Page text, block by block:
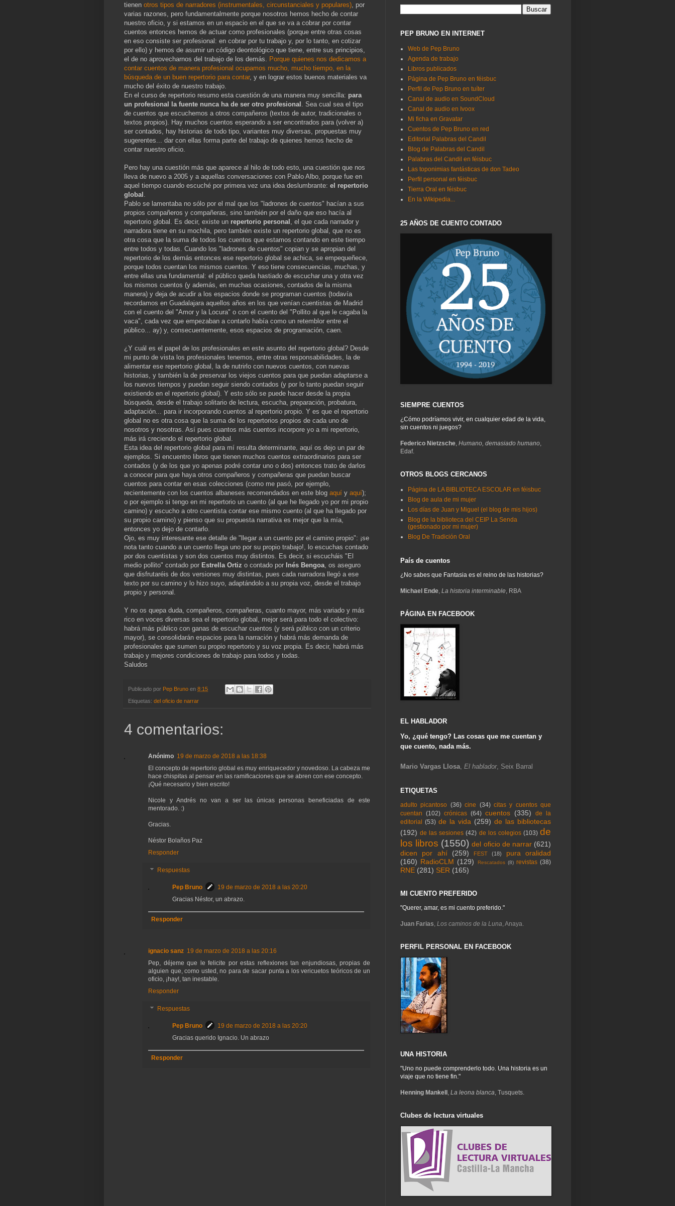
tienen otros tipos de narradores (instrumentales, circunstanciales y populares) , por
varias razones, pero fundamentalmente porque nosotros hemos hecho de contar
nuestro oficio, y si estamos en un espacio en el que se va a cobrar por contar
cuentos entonces hemos de actuar como profesionales (porque entre otras cosas
en eso consiste ser profesional: en cobrar por tu trabajo y, por lo tanto, en cotizar
por ello) y hemos de asumir un código deontológico que tiene, entre sus principios,
el de no aprovecharnos del trabajo de los demás. Porque quienes nos dedicamos a
contar cuentos de manera profesional ocupamos mucho, mucho tiempo, en la
búsqueda de un buen repertorio para contar, y en lograr estos buenos materiales va
mucho del éxito de nuestro trabajo.
En el curso de repertorio resumo esta cuestión de una manera muy sencilla: para
un profesional la fuente nunca ha de ser otro profesional . Sea cual sea el tipo
de cuentos que escuchemos a otros compañeros (textos de autor, tradicionales o
textos propios). Hay muchos cuentos esperando a ser encontrados para (volver a)
ser contados, hay historias de todo tipo, variantes muy diversas, propuestas muy
sugerentes... dar con ellas forma parte del trabajo de quienes hemos hecho de
contar nuestro oficio.
Pero hay una cuestión más que aparece al hilo de todo esto, una cuestión que nos
lleva de nuevo a 2005 y a aquellas conversaciones con Pablo Albo, porque fue en
aquel tiempo cuando escuché por primera vez una idea deslumbrante: el repertorio
global
Pablo se lamentaba no sólo por el mal que los "ladrones de cuentos" hacían a sus
propios compañeros y compañeras, sino también por el daño que eso hacía al
repertorio global. Es decir, existe un repertorio personal , el que cada narrador y
narradora tiene en su mochila, pero también existe un repertorio global, que no es
otra cosa que la suma de todos los cuentos que estamos contando en este tiempo
entre todos y todas. Cuando los "ladrones de cuentos" copian y se apropian del
repertorio de los demás entonces ese repertorio global se achica, se empequeñece,
porque todos cuentan los mismos cuentos. Y eso tiene consecuencias, muchas, y
entre ellas una fundamental: el público queda hastiado de escuchar una y otra vez
los mismos cuentos (y además, en muchas ocasiones, contados de la misma
manera) y deja de acudir a los espacios donde se programan cuentos (todavía
recordamos en Guadalajara aquellos años en los que venían cuentistas de Madrid
con el cuento del "Amor y la Locura" o con el cuento del "Pollito al que le cagaba la
vaca", cada vez que empezaban a contarlo había como un retemblor entre el
público... ay) y, consecuentemente, esos espacios de programación, caen.
¿Y cuál es el papel de los profesionales en este asunto del repertorio global? Desde
mi punto de vista los profesionales tenemos, entre otras responsabilidades, la de
alimentar ese repertorio global, la de nutrirlo con nuevos cuentos, con nuevas
historias, y también la de preservar los viejos cuentos para que puedan adaptarse a
los nuevos tiempos y puedan seguir siendo contados (y por lo tanto puedan seguir
existiendo en el repertorio global). Y esto sólo se puede hacer desde la propia
búsqueda, desde el trabajo solitario de lectura, escucha, preparación, probatura,
adaptación... para ir incorporando cuentos al repertorio propio. Y es que el repertorio
global no es otra cosa que la suma de los repertorios propios de cada uno de
nosotros y nosotras. Así pues cuantos más cuentos incorpore yo a mi repertorio,
más irá creciendo el repertorio global.
Esta idea del repertorio global para mí resulta determinante, aquí os dejo un par de
ejemplos. Si encuentro libros que tienen muchos cuentos extraordinarios para ser
contados (y de los que yo apenas podré contar uno o dos) entonces trato de darlos
a conocer para que haya otros compañeros y compañeras que puedan buscar
cuentos para contar en esas colecciones (como me pasó, por ejemplo,
recientemente con los cuentos albaneses recomendados en este blog aquí y aquí);
o por ejemplo si tengo en mi repertorio un cuento (al que he llegado yo por mi propio
camino) y escucho a otro cuentista contar ese mismo cuento (al que ha llegado por
su propio camino) y pienso que su propuesta narrativa es mejor que la mía,
entonces yo dejo de contarlo.
Ojo, es muy interesante ese detalle de "llegar a un cuento por el camino propio": ¡se
nota tanto cuando a un cuento llega uno por su propio trabajo!, lo escuchas contado
por dos cuentistas y son dos cuentos muy distintos. Es decir, si escucháis "El
medio pollito" contado por Estrella Ortiz o contado por Inés Bengoa , os aseguro
que disfrutaréis de dos versiones muy distintas, pues cada narradora llegó a ese
texto por su camino y lo hizo suyo, adaptándolo a su propia voz, desde el trabajo
propio y personal.
Y no os quepa duda, compañeros, compañeras, cuanto mayor, más variado y más
rico en voces diversas sea el repertorio global, mejor será para todo el colectivo:
habrá más público con ganas de escuchar cuentos (y será público con un criterio
mayor), se consolidarán espacios para la narración y habrá más demanda de
profesionales que sumen su propio repertorio y su voz propia. Es decir, habrá más
trabajo y mejores condiciones de trabajo para todos y todas.
Saludos
Publicado por Pep Bruno en 8:15
Etiquetas: del oficio de narrar
4 comentarios:
Anónimo 19 de marzo de 2018 a las 18:38
El concepto de repertorio global es muy enriquecedor y novedoso. La cabeza me
hace chispitas al pensar en las ramificaciones que se abren con ese concepto.
¡Qué necesario y bien escrito!
Nicole y Andrés no van a ser las únicas personas beneficiadas de este
mentorado. :)
Gracias.
Néstor Bolaños Paz
Responder
Respuestas
Pep Bruno
19 de marzo de 2018 a las 20:20
Gracias Néstor, un abrazo.
Responder
ignacio sanz 19 de marzo de 2018 a las 20:16
Pep, déjeme que le felicite por estas reflexiones tan enjundiosas, propias de
alguien que, como usted, no para de sacar punta a los vericuetos teóricos de un
oficio, ¡hay!, tan inestable.
Responder
Respuestas
Pep Bruno
19 de marzo de 2018 a las 20:20
Gracias querido Ignacio. Un abrazo
Responder
PEP BRUNO EN INTERNET
Web de Pep Bruno
Agenda de trabajo
Libros publicados
Página de Pep Bruno en féisbuc
Perfil de Pep Bruno en tuíter
Canal de audio en SoundCloud
Canal de audio en Ivoox
Mi ficha en Gravatar
Cuentos de Pep Bruno en red
Editorial Palabras del Candil
Blog de Palabras del Candil
Palabras del Candil en féisbuc
Las toponimias fantásticas de don Tadeo
Perfil personal en féisbuc
Tierra Oral en féisbuc
En la Wikipedia...
25 AÑOS DE CUENTO CONTADO
SIEMPRE CUENTOS
¿Cómo podríamos vivir, en cualquier edad de la vida,
sin cuentos ni juegos?
Federico Nietzsche, Humano, demasiado humano,
Edaf.
OTROS BLOGS CERCANOS
Página de LA BIBLIOTECA ESCOLAR en féisbuc
Blog de aula de mi mujer
Los días de Juan y Miguel (el blog de mis hijos)
Blog de la biblioteca del CEIP La Senda
(gestionado por mi mujer)
Blog De Tradición Oral
País de cuentos
¿No sabes que Fantasia es el reino de las historias?
Michael Ende, La historia interminable, RBA
PÁGINA EN FACEBOOK
EL HABLADOR
Yo, ¿qué tengo? Las cosas que me cuentan y
que cuento, nada más.
Mario Vargas Llosa, El hablador, Seix Barral
ETIQUETAS
adulto picantoso (36) cine (34) citas y cuentos que
cuentan (102) crónicas (64) cuentos (335)
de la
editorial (53) de la vida (259) de las bibliotecas
(192) de las sesiones (42) de los colegios (103) de
los libros (1550) del oficio de narrar (621)
dicen por ahí
(259) FEST (18)
pura oralidad
(160) RadioCLM (129) Rescatados (8) revistas (38)
RNE (281) SER (165)
MI CUENTO PREFERIDO
"Querer, amar, es mi cuento preferido."
Juan Farias, Los caminos de la Luna, Anaya.
PERFIL PERSONAL EN FACEBOOK
UNA HISTORIA
"Uno no puede comprenderlo todo. Una historia es un
viaje que no tiene fin."
Henning Mankell , La leona blanca, Tusquets.
Clubes de lectura virtuales